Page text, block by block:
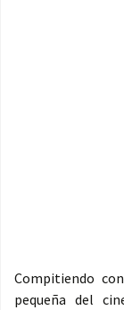
Compitiendo
pequeña del